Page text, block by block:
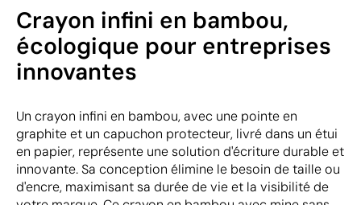
Crayon infini en bambou,
écologique pour entreprises
innovantes
Un crayon infini en bambou, avec une pointe en
graphite et un capuchon protecteur, livré dans un étui
en papier, représente une solution d'écriture durable et
innovante. Sa conception élimine le besoin de taille ou
d'encre, maximisant sa durée de vie et la visibilité de